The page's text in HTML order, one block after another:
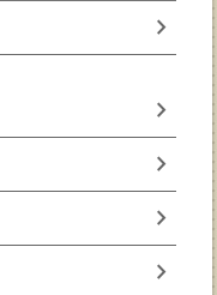
chevron_right
chevron_right
chevron_right
chevron_right
chevron_right